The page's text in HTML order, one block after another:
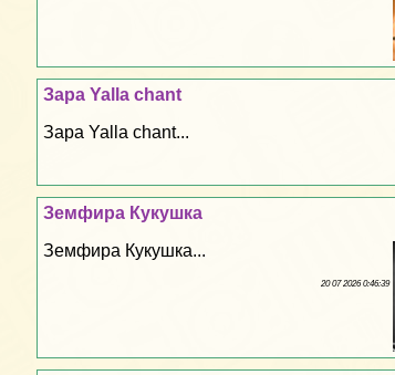
Зара Yalla chant
Зара Yalla chant...
Земфира Кукушка
Земфира Кукушка...
20 07 2026 0:46:39